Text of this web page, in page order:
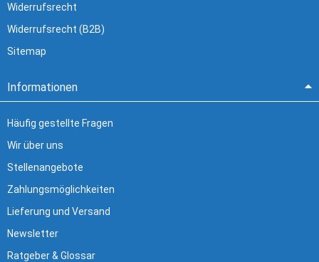
Widerrufsrecht
Widerrufsrecht (B2B)
Sitemap
Informationen
Häufig gestellte Fragen
Wir über uns
Stellenangebote
Zahlungsmöglichkeiten
Lieferung und Versand
Newsletter
Ratgeber & Glossar